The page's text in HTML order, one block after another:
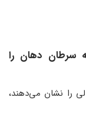
سرطان دهان را
را نشان می‌دهند،